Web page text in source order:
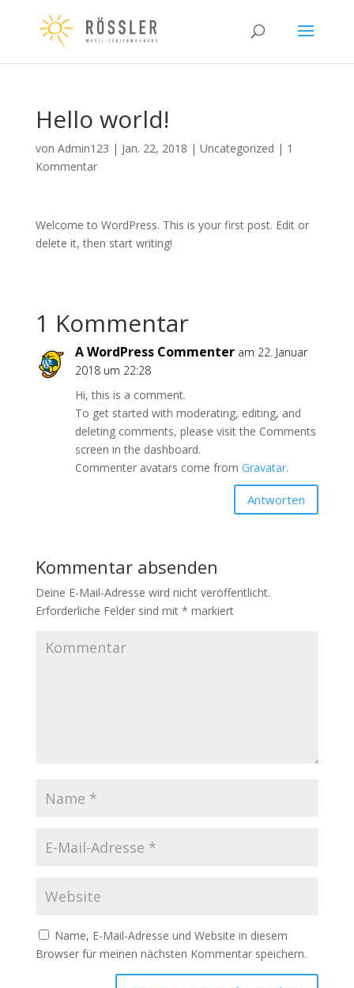
Hello world!
von Admin123 | Jan. 22, 2018 | Uncategorized | 1
Kommentar
Welcome to WordPress. This is your first post. Edit or
delete it, then start writing!
1 Kommentar
A WordPress Commenter am 22. Januar
2018 um 22:28
Hi, this is a comment.
To get started with moderating, editing, and
deleting comments, please visit the Comments
screen in the dashboard.
Commenter avatars come from Gravatar.
Antworten
Kommentar absenden
Deine E-Mail-Adresse wird nicht veröffentlicht.
Erforderliche Felder sind mit * markiert
Name, E-Mail-Adresse und Website in diesem
Browser für meinen nächsten Kommentar speichern.